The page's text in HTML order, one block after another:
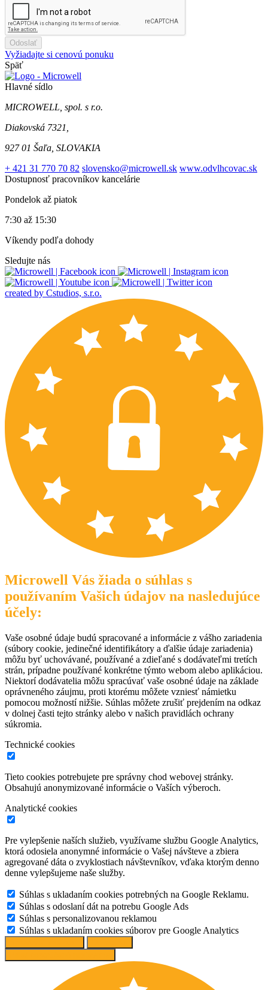
Odoslať
Vyžiadajte si cenovú ponuku
Späť
Hlavné sídlo
MICROWELL, spol. s r.o.
Diakovská 7321,
927 01 Šaľa, SLOVAKIA
+ 421 31 770 70 82 slovensko@microwell.sk www.odvlhcovac.sk
Dostupnosť pracovníkov kancelárie
Pondelok až piatok
7:30 až 15:30
Víkendy podľa dohody
Sledujte nás
created by Cstudios, s.r.o.
Microwell Vás žiada o súhlas s
používaním Vašich údajov na nasledujúce
účely:
Vaše osobné údaje budú spracované a informácie z vášho zariadenia
(súbory cookie, jedinečné identifikátory a ďalšie údaje zariadenia)
môžu byť uchovávané, používané a zdieľané s dodávateľmi tretích
strán, prípadne používané konkrétne týmto webom alebo aplikáciou.
Niektorí dodávatelia môžu spracúvať vaše osobné údaje na základe
oprávneného záujmu, proti ktorému môžete vzniesť námietku
pomocou možností nižšie. Súhlas môžete zrušiť prejdením na odkaz
v dolnej časti tejto stránky alebo v našich pravidlách ochrany
súkromia.
Technické cookies
Tieto cookies potrebujete pre správny chod webovej stránky.
Obsahujú anonymizované informácie o Vaších výberoch.
Analytické cookies
Pre vylepšenie naších služieb, využívame službu Google Analytics,
ktorá odosiela anonymné informácie o Vašej návšteve a zbiera
agregované dáta o zvyklostiach návštevníkov, vďaka ktorým denno
denne vylepšujeme naše služby.
Súhlas s ukladaním cookies potrebných na Google Reklamu.
Súhlas s odoslaní dát na potrebu Google Ads
Súhlas s personalizovanou reklamou
Súhlas s ukladaním cookies súborov pre Google Analytics